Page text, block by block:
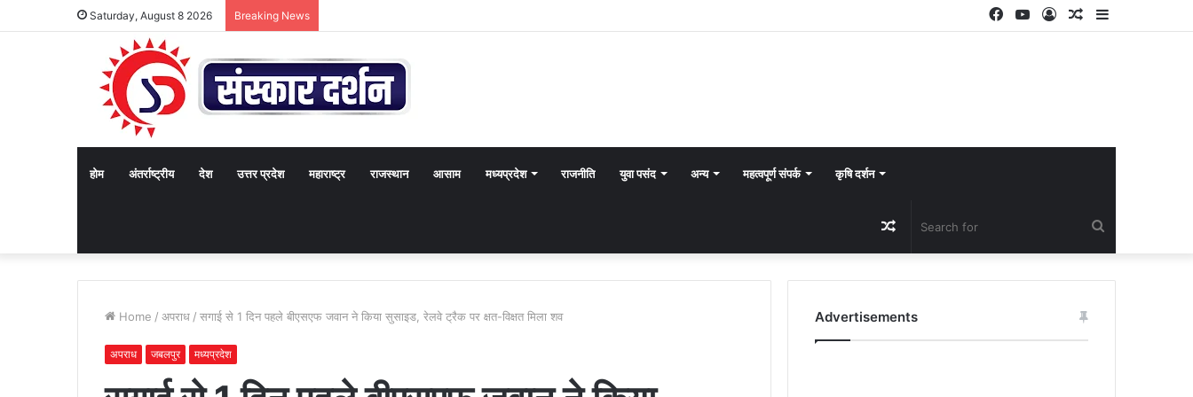
Saturday, August 8 2026 Breaking News Sidebar
Random
Log
YouTube
Facebook
होम अंतर्राष्ट्रीय देश उत्तर प्रदेश महाराष्ट्र राजस्थान आसाम मध्यप्रदेश राजनीति युवा पसंद अन्य महत्वपूर्ण संपर्क कृषि दर्शन
for
Random
Article
Home / अपराध / सगाई से 1 दिन पहले बीएसएफ जवान ने किया सुसाइड, रेलवे ट्रैक पर क्षत-विक्षत मिला शव
अपराध जबलपुर मध्यप्रदेश
Advertisements